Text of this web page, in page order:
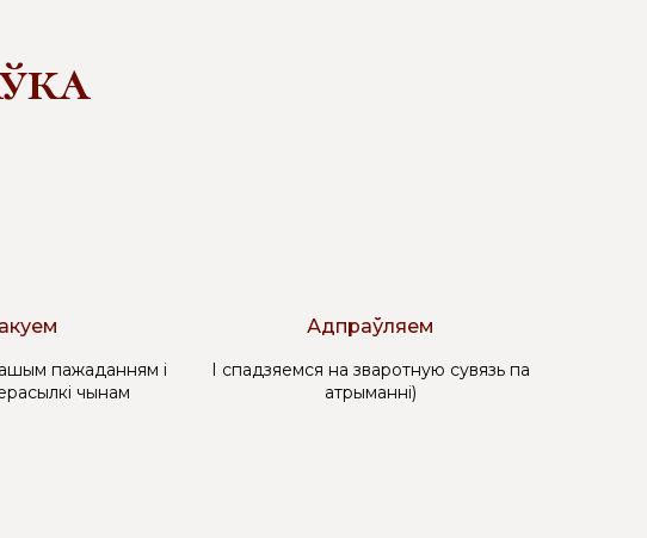
пажаданням і
чынам
Адпраўляем
І спадзяемся на зваротную сувязь па
атрыманні)